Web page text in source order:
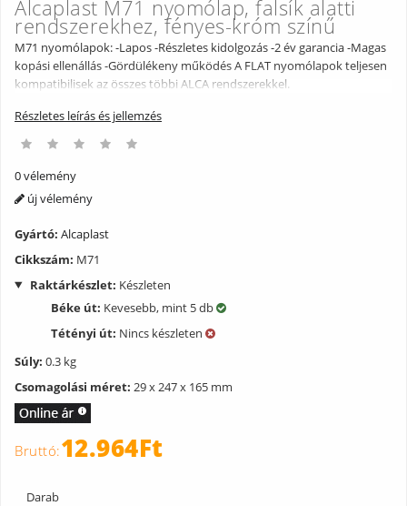
Alcaplast M71 nyomólap, falsík alatti
rendszerekhez, fényes-króm színű
M71 nyomólapok: -Lapos -Részletes kidolgozás -2 év garancia -Magas
kopási ellenállás -Gördülékeny működés A FLAT nyomólapok teljesen
kompatibilisek az összes többi ALCA rendszerekkel.
Részletes leírás és jellemzés
0 vélemény
új vélemény
Gyártó: Alcaplast
Cikkszám: M71
Raktárkészlet: Készleten
Béke út: Kevesebb, mint 5 db
Tétényi út: Nincs készleten
Súly: 0.3 kg
Csomagolási méret: 29 x 247 x 165 mm
12.964Ft
Darab